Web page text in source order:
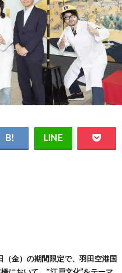
金）の期間限定で、羽田空港国